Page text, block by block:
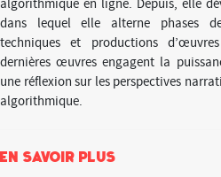
algorithmique en ligne. Depuis, elle
dans lequel elle alterne phases
techniques et productions
dernières œuvres engagent la
une réflexion sur les perspectives
algorithmique.
En savoir plus